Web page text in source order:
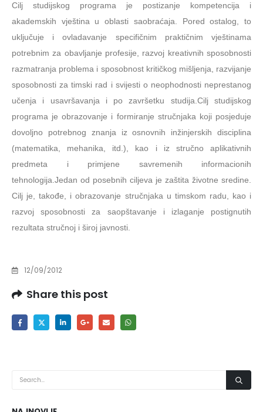
Cilј studijskog programa je postizanje kompetencija i
akademskih vještina u oblasti saobraćaja. Pored ostalog, to
uklјučuje i ovladavanje specifičnim praktičnim vještinama
potrebnim za obavlјanje profesije, razvoj kreativnih sposobnosti
razmatranja problema i sposobnost kritičkog mišlјenja, razvijanje
sposobnosti za timski rad i svijesti o neophodnosti neprestanog
učenja i usavršavanja i po završetku studija.Cilј studijskog
programa je obrazovanje i formiranje stručnjaka koji posjeduje
dovolјno potrebnog znanja iz osnovnih inžinjerskih disciplina
(matematika, mehanika, itd.), kao i iz stručno aplikativnih
predmeta i primjene savremenih informacionih
tehnologija.Jedan od posebnih cilјeva je zaštita životne sredine.
Cilј je, takođe, i obrazovanje stručnjaka u timskom radu, kao i
razvoj sposobnosti za saopštavanje i izlaganje postignutih
rezultata stručnoj i široj javnosti.
12/09/2012
Share this post